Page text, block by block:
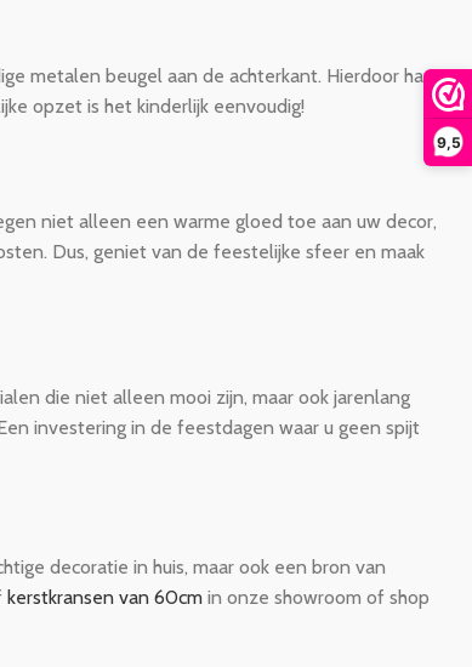
9,5
metalen beugel aan de achterkant. Hierdoor hangt
opzet is het kinderlijk eenvoudig!
niet alleen een warme gloed toe aan uw decor,
Dus, geniet van de feestelijke sfeer en maak
die niet alleen mooi zijn, maar ook jarenlang
investering in de feestdagen waar u geen spijt
decoratie in huis, maar ook een bron van
kerstkransen van 60cm in onze showroom of shop